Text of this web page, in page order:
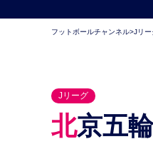
フットボールチャンネル>Jリー
Jリーグ
北京五輪世代が日本サッカーの今後を左右する。切